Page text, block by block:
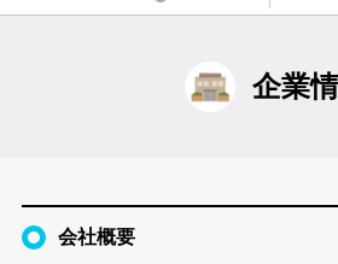
企業
会社概要